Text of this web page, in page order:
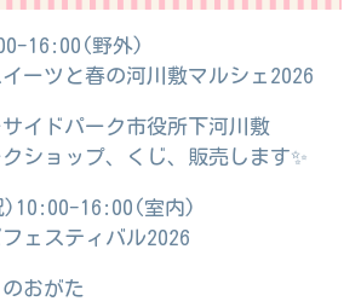
16:00(野外)
ーツと春の河川敷マルシェ2026
イドパーク市役所下河川敷
ショップ、くじ、販売します✨️
)10:00-16:00(室内)
ェスティバル2026
おがた